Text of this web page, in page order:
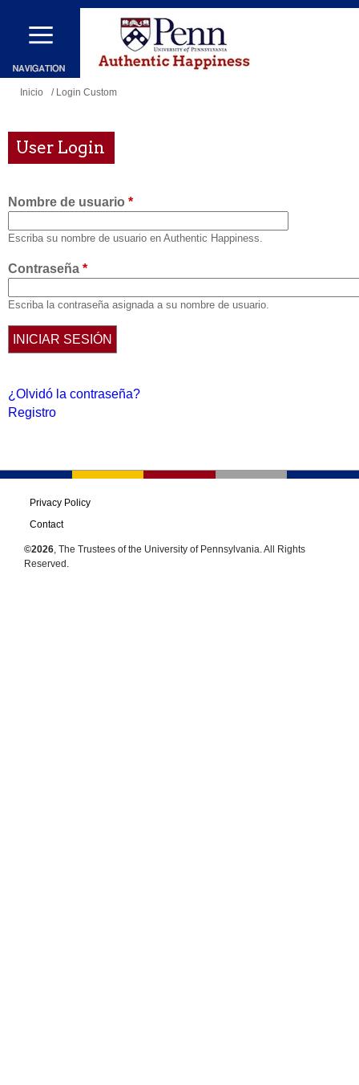
Pasar
contenido
principal
Se
usted
aquí
Inicio / Login Custom
User Login
Nombre de usuario *
Escriba su nombre de usuario en Authentic Happiness.
Contraseña *
Escriba la contraseña asignada a su nombre de usuario.
¿Olvidó la contraseña?
Registro
Privacy Policy
Contact
©2026, The Trustees of the University of Pennsylvania. All Rights
Reserved.